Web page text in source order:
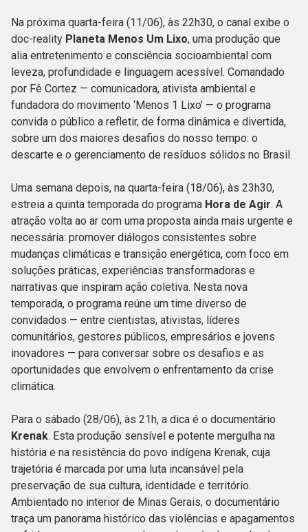
Na próxima quarta-feira (11/06), às 22h30, o canal exibe o
doc-reality Planeta Menos Um Lixo, uma produção que
alia entretenimento e consciência socioambiental com
leveza, profundidade e linguagem acessível. Comandado
por Fê Cortez — comunicadora, ativista ambiental e
fundadora do movimento ‘Menos 1 Lixo’ — o programa
convida o público a refletir, de forma dinâmica e divertida,
sobre um dos maiores desafios do nosso tempo: o
descarte e o gerenciamento de resíduos sólidos no Brasil.
Uma semana depois, na quarta-feira (18/06), às 23h30,
estreia a quinta temporada do programa Hora de Agir. A
atração volta ao ar com uma proposta ainda mais urgente e
necessária: promover diálogos consistentes sobre
mudanças climáticas e transição energética, com foco em
soluções práticas, experiências transformadoras e
narrativas que inspiram ação coletiva. Nesta nova
temporada, o programa reúne um time diverso de
convidados — entre cientistas, ativistas, líderes
comunitários, gestores públicos, empresários e jovens
inovadores — para conversar sobre os desafios e as
oportunidades que envolvem o enfrentamento da crise
climática.
Para o sábado (28/06), às 21h, a dica é o documentário
Krenak. Esta produção sensível e potente mergulha na
história e na resistência do povo indígena Krenak, cuja
trajetória é marcada por uma luta incansável pela
preservação de sua cultura, identidade e território.
Ambientado no interior de Minas Gerais, o documentário
traça um panorama histórico das violências e apagamentos